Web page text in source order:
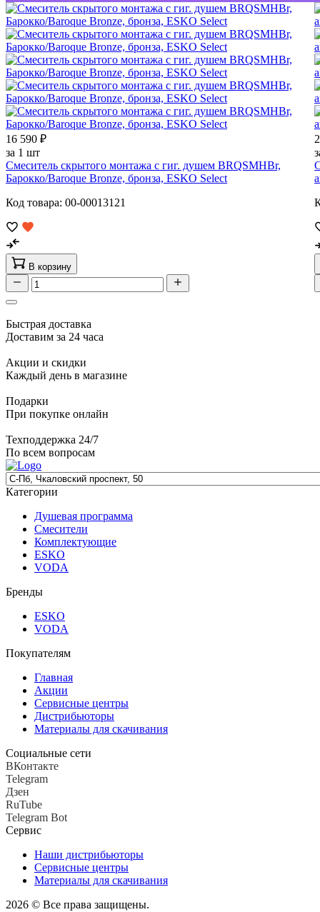
16 590 ₽
за 1 шт
Смеситель скрытого монтажа с гиг. душем BRQSMHBr,
Барокко/Baroque Bronze, бронза, ESKO Select
Код товара: 00-00013121
В корзину
Быстрая доставка
Доставим за 24 часа
Акции и скидки
Каждый день в магазине
Подарки
При покупке онлайн
Техподдержка 24/7
По всем вопросам
Категории
Душевая программа
Смесители
Комплектующие
ESKO
VODA
Бренды
ESKO
VODA
Покупателям
Главная
Акции
Сервисные центры
Дистрибьюторы
Материалы для скачивания
Социальные сети
ВКонтакте
Telegram
Дзен
RuTube
Telegram Bot
Сервис
Наши дистрибьюторы
Сервисные центры
Материалы для скачивания
2026 © Все права защищены.